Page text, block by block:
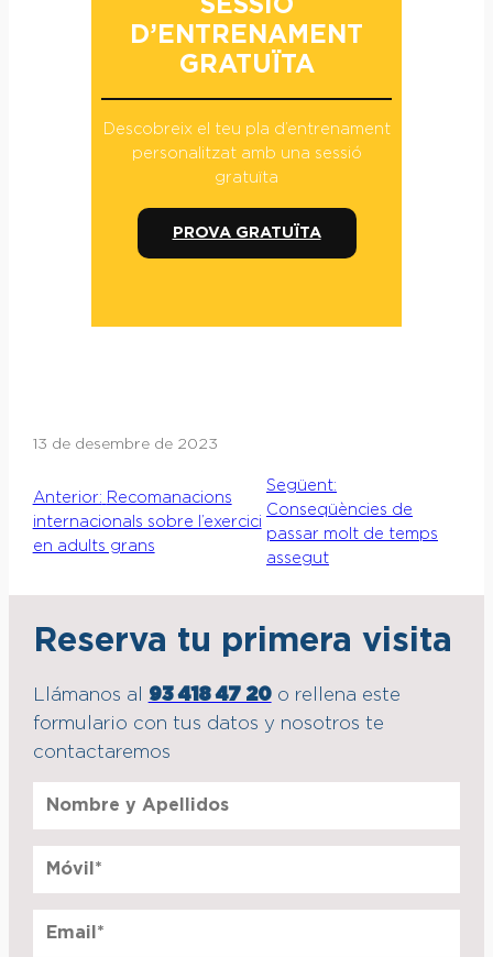
D’ENTRENAMENT
GRATUÏTA
Descobreix el teu pla d’entrenament
personalitzat amb una sessió
gratuïta
PROVA GRATUÏTA
13 de desembre de 2023
Anterior: Recomanacions
internacionals sobre l’exercici
en adults grans
Següent:
Conseqüències de
passar molt de temps
assegut
Reserva tu primera visita
Llámanos al 93 418 47 20o rellena este
formulario con tus datos y nosotros te
contactaremos